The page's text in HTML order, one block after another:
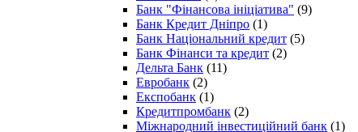
Банк "Фінансова ініціатива" (9)
Банк Кредит Дніпро (1)
Банк Національний кредит (5)
Банк Фінанси та кредит (2)
Дельта Банк (11)
Евробанк (2)
Експобанк (1)
Кредитпромбанк (2)
Міжнародний інвестиційний банк (1)